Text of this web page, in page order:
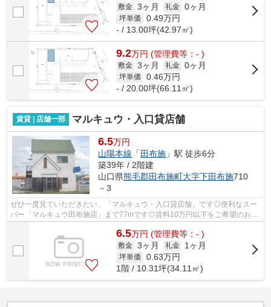
敷金 3ヶ月 礼金 0ヶ月
坪単価 0.49万円
- / 13.00坪(42.97㎡)
9.2万円 (管理費等：- )
敷金 3ヶ月 礼金 0ヶ月
坪単価 0.46万円
- / 20.00坪(66.11㎡)
賃貸 | 店舗一部 マルキュウ・入口貸店舗
6.5万円
山陽本線 「 田布施 」駅 徒歩6分
築39年 / 2階建
山口県熊毛郡田布施町大字下田布施710
－3
ぜひ一度見ていただきたい、「マルキュウ・入口貸店舗」です◎便利なスー
パー「マルキュウ田布施店」まで77mです◎賃料10万円以下をご希望のお客
6.5万円 (管理費等：- )
敷金 3ヶ月 礼金 1ヶ月
坪単価 0.63万円
1階 / 10.31坪(34.11㎡)